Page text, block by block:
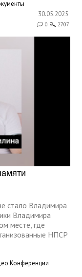
30.05.2025
0 2707
стало Владимира
Владимира
месте, где
НПСР
Конференции